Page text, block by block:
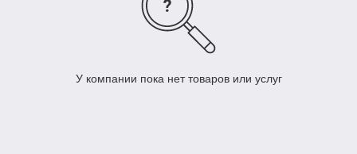
У компании пока нет товаров или услуг